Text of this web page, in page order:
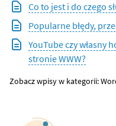
Co to jest i do czego
Popularne błędy,
YouTube czy własny
stronie WWW?
Zobacz wpisy w kategorii: